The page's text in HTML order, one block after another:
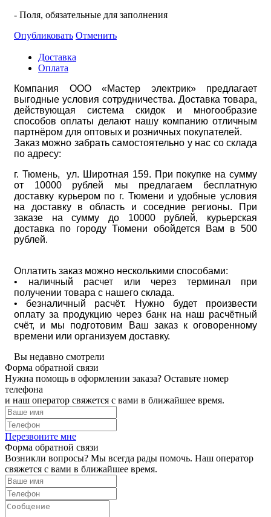
- Поля, обязательные для заполнения
Опубликовать Отменить
Доставка
Оплата
Компания ООО «Мастер электрик» предлагает
выгодные условия сотрудничества. Доставка товара,
действующая система скидок и многообразие
способов оплаты делают нашу компанию отличным
партнёром для оптовых и розничных покупателей.
Заказ можно забрать самостоятельно у нас со склада
по адресу:
г. Тюмень, ул. Широтная 159. При покупке на сумму
от 10000 рублей мы предлагаем бесплатную
доставку курьером по г. Тюмени и удобные условия
на доставку в область и соседние регионы. При
заказе на сумму до 10000 рублей, курьерская
доставка по городу Тюмени обойдется Вам в 500
рублей.
Оплатить заказ можно несколькими способами:
• наличный расчет или через терминал при
получении товара с нашего склада.
• безналичный расчёт. Нужно будет произвести
оплату за продукцию через банк на наш расчётный
счёт, и мы подготовим Ваш заказ к оговоренному
времени или организуем доставку.
Вы недавно смотрели
Форма обратной связи
Нужна помощь в оформлении заказа? Оставьте номер
телефона
и наш оператор свяжется с вами в ближайшее время.
Перезвоните мне
Форма обратной связи
Возникли вопросы? Мы всегда рады помочь. Наш оператор
свяжется с вами в ближайшее время.